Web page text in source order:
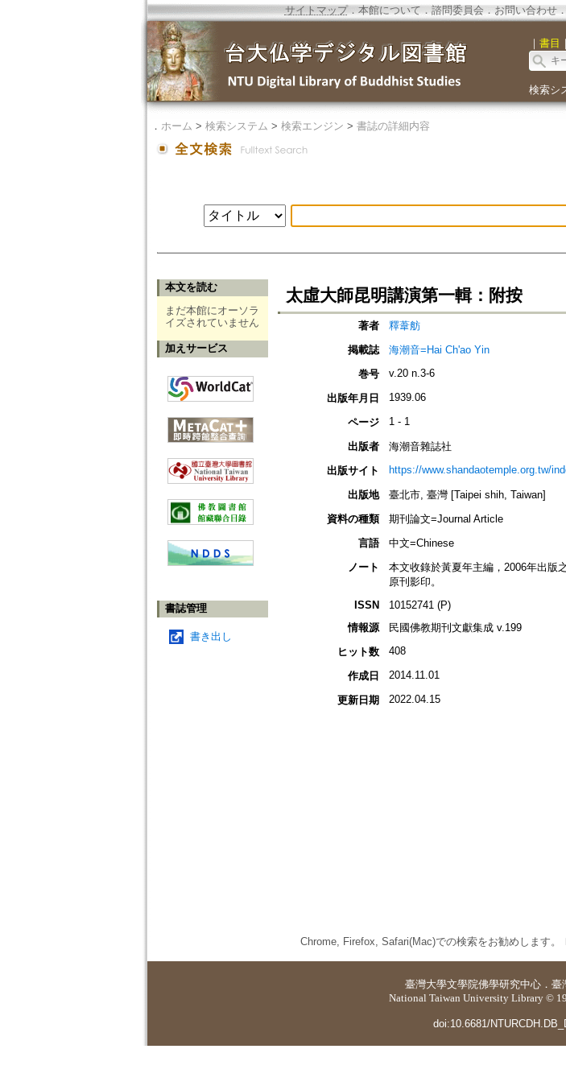
サイトマップ．本館について ． 諮問委員会． お問い合わせ．
｜ 書目 ｜
検索シ
． ホーム > 検索システム > 検索エンジン > 書誌の詳細内容
本文を読む
まだ本館にオーソラ
イズされていません
加えサービス
書誌管理
書き出し
太虛大師昆明講演第一輯：附按
著者
釋葦舫
掲載誌
海潮音=Hai Ch'ao Yin
巻号
v.20 n.3-6
出版年月日 1939.06
ページ 1 - 1
出版者
海潮音雜誌社
出版サイト
https://www.shandaotemple.org.tw/
出版地
臺北市, 臺灣 [Taipei shih, Taiwan]
資料の種類
期刊論文=Journal Article
言語
中文=Chinese
ノート
本文收錄於黃夏年主編，2006年出版
原刊影印。
ISSN
10152741 (P)
情報源
民國佛教期刊文獻集成 v.199
ヒット数
408
作成日 2014.11.01
更新日期 2022.04.15
Chrome, Firefox, Safari(Mac)での検索をお勧めします。
臺灣大學文學院佛學研究中心 ． 臺
National Taiwan University Library ©
doi:10.6681/